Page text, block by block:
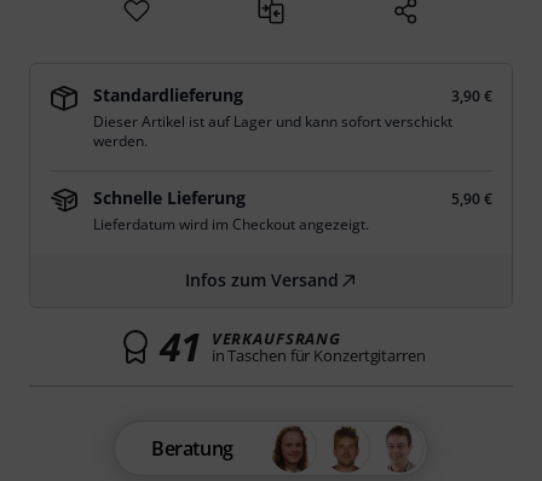
Standardlieferung
3,90 €
Dieser Artikel ist auf Lager und kann sofort verschickt
werden.
Schnelle Lieferung
5,90 €
Lieferdatum wird im Checkout angezeigt.
Infos zum Versand
41 VERKAUFSRANG
in Taschen für Konzertgitarren
Beratung